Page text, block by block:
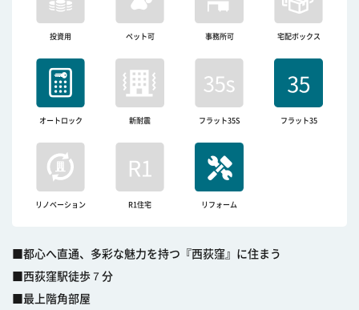
投資用 ペット可 事務所可 宅配ボックス
オートロック 新耐震 フラット35S フラット35
リノベーション R1住宅 リフォーム
■都心へ直通、多彩な魅力を持つ『西荻窪』に住まう
■西荻窪駅徒歩７分
■最上階角部屋